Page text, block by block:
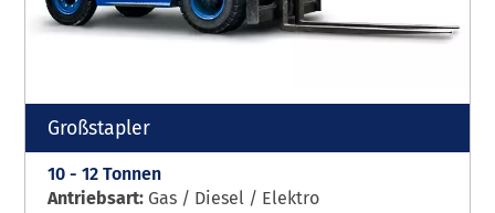
Großstapler
10 - 12 Tonnen
Antriebsart: Gas / Diesel / Elektro